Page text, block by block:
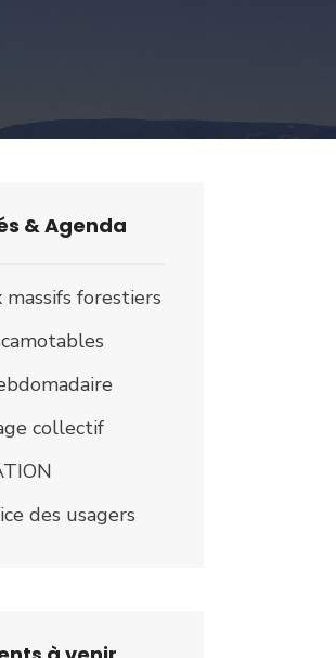
& Agenda
massifs forestiers
collectif
des usagers